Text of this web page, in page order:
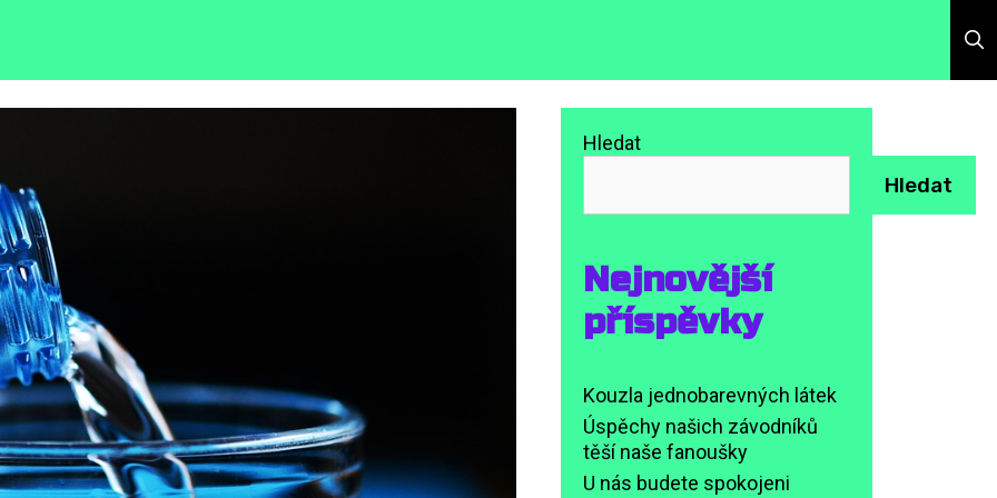
Hledat
Hledat
Nejnovější
příspěvky
Kouzla jednobarevných látek
Úspěchy našich závodníků
těší naše fanoušky
U nás budete spokojeni